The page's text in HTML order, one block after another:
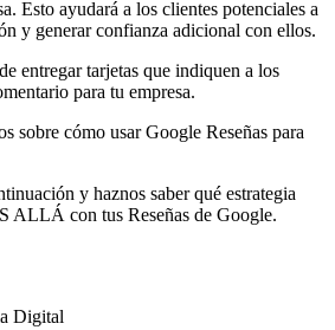
Esto ayudará a los clientes potenciales a
y generar confianza adicional con ellos.
entregar tarjetas que indiquen a los
para tu empresa.
sobre cómo usar Google Reseñas para
y haznos saber qué estrategia
ALLÁ con tus Reseñas de Google.